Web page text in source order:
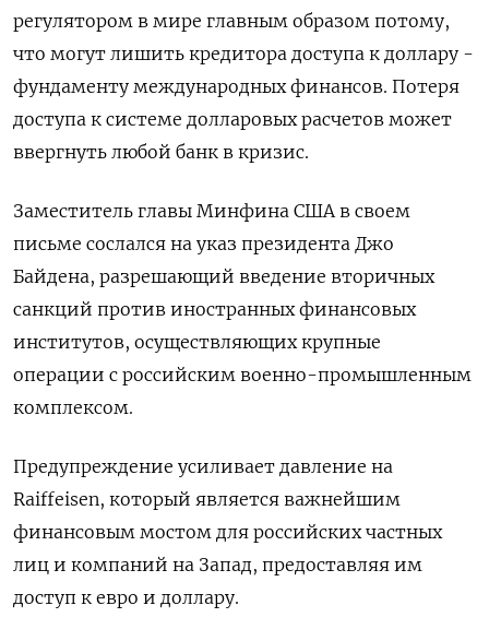
регулятором в мире главным образом потому,
что могут лишить кредитора доступа к доллару -
фундаменту международных финансов. Потеря
доступа к системе долларовых расчетов может
ввергнуть любой банк в кризис.
Заместитель главы Минфина США в своем
письме сослался на указ президента Джо
Байдена, разрешающий введение вторичных
санкций против иностранных финансовых
институтов, осуществляющих крупные
операции с российским военно-промышленным
комплексом.
Предупреждение усиливает давление на
Raiffeisen, который является важнейшим
финансовым мостом для российских частных
лиц и компаний на Запад, предоставляя им
доступ к евро и доллару.